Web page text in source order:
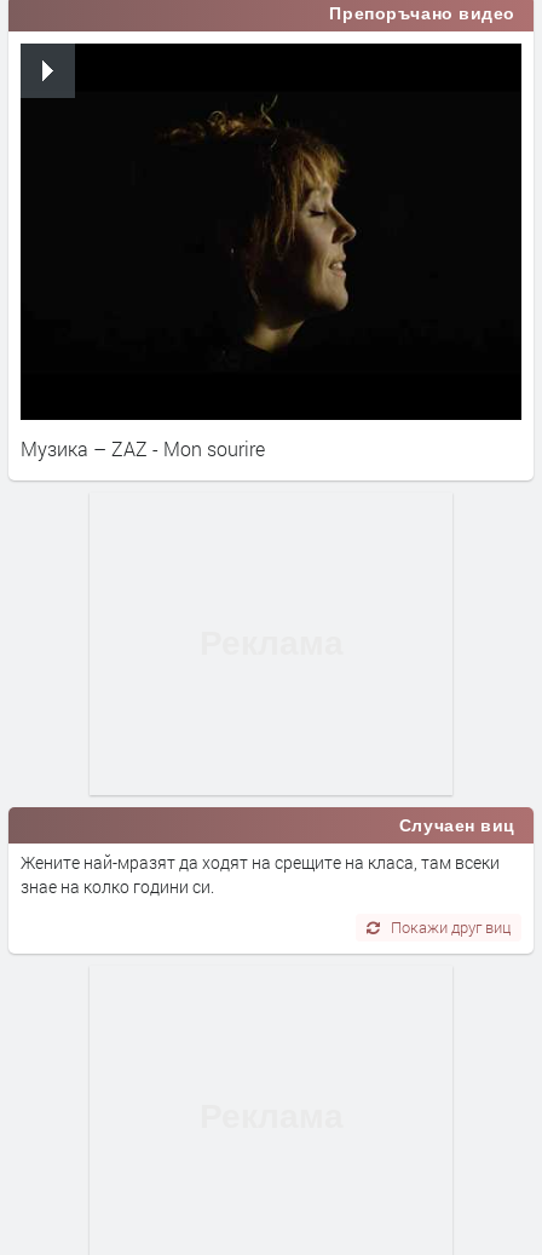
Препоръчано видео
Музика – ZAZ - Mon sourire
Случаен виц
Жените най-мразят да ходят на срещите на класа, там всеки
знае на колко години си.
Покажи друг виц